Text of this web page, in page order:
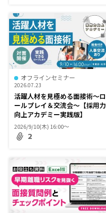
オフラインセミナー
2026.07.23
活躍人材を見極める面接術～ロ
ールプレイ＆交流会～【採用力
向上アカデミー実践版】
2026/9/10(木) 16:00〜
2